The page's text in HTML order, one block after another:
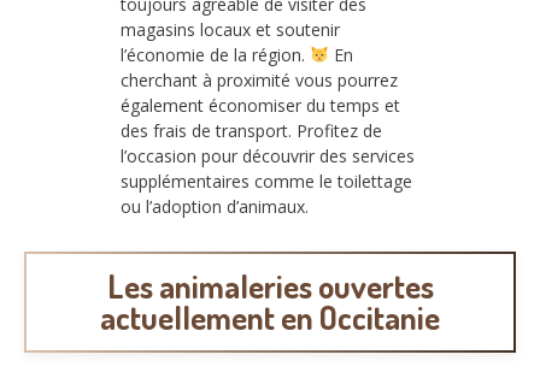
magasins locaux et soutenir
l’économie de la région.
En
cherchant à proximité vous pourrez
également économiser du temps et
des frais de transport. Profitez de
l’occasion pour découvrir des services
supplémentaires comme le toilettage
ou l’adoption d’animaux.
Les animaleries ouvertes
actuellement en Occitanie